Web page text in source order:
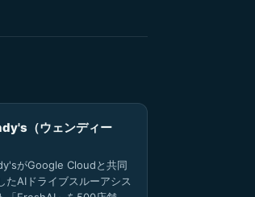
（ウェンディー
がGoogle Cloudと共同
たAIドライブスルーアシス